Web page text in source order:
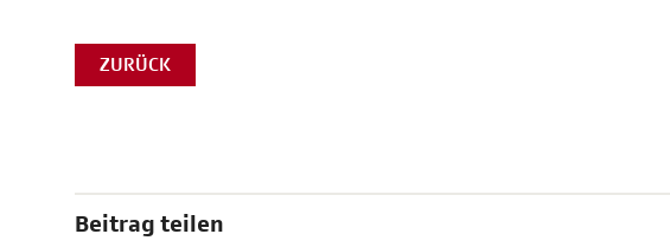
ZURÜCK
Beitrag teilen